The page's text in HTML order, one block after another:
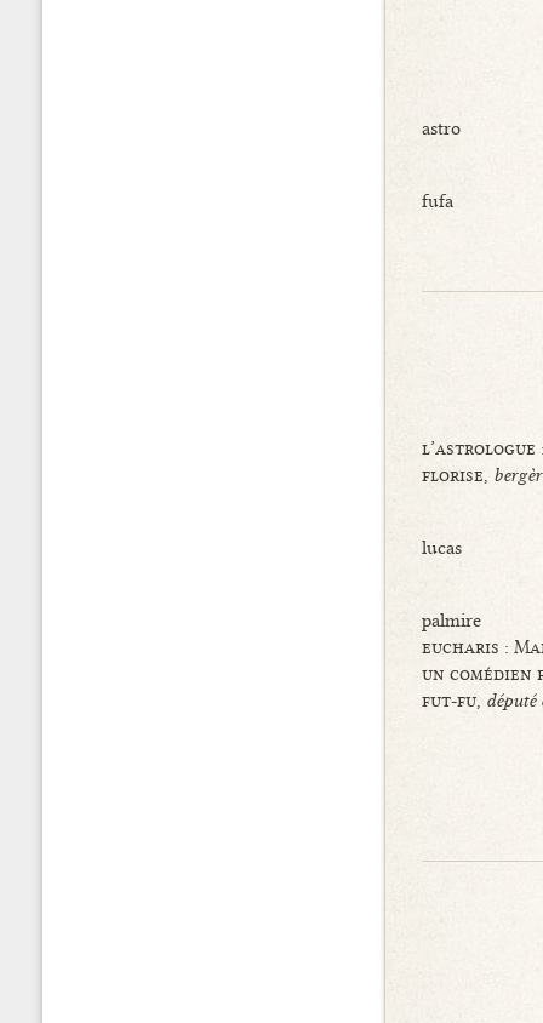
astro
fufa
l’astrologue
florise,
lucas
palmire
eucharis :
un comédien
fut-fu, député